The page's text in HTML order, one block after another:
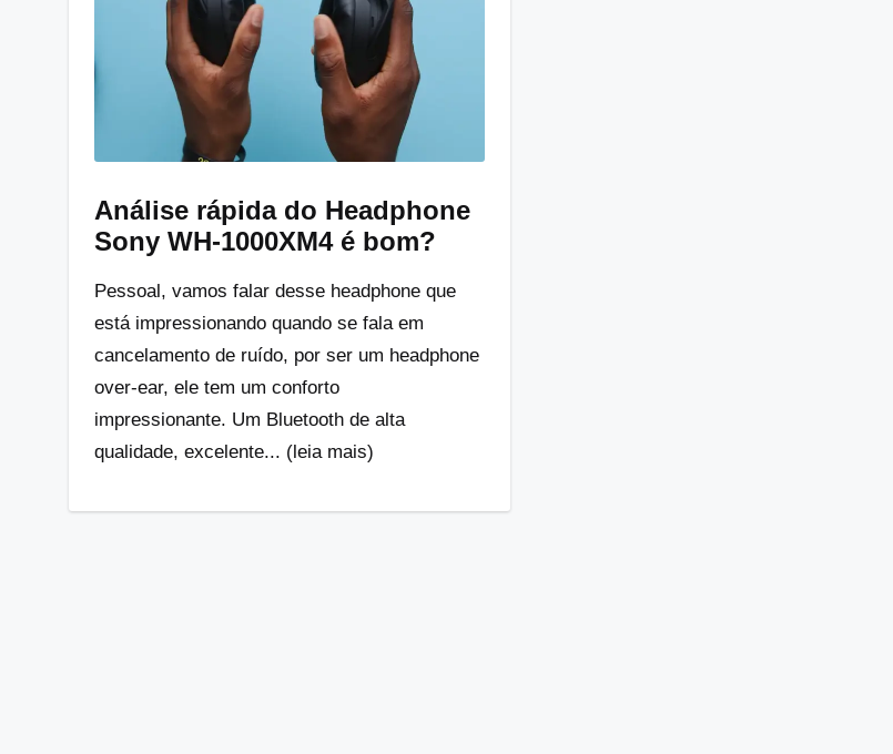
Análise rápida do Headphone
Sony WH-1000XM4 é bom?
Pessoal, vamos falar desse headphone que
está impressionando quando se fala em
cancelamento de ruído, por ser um headphone
over-ear, ele tem um conforto
impressionante. Um Bluetooth de alta
qualidade, excelente... (leia mais)